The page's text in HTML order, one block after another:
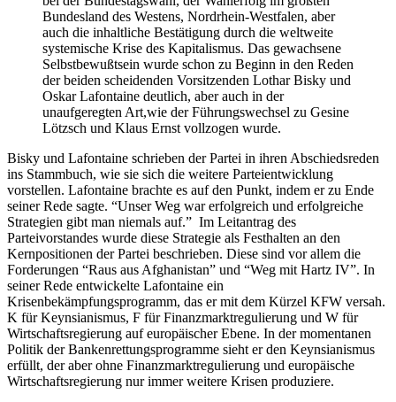
Bundesland des Westens, Nordrhein-Westfalen, aber
auch die inhaltliche Bestätigung durch die weltweite
systemische Krise des Kapitalismus. Das gewachsene
Selbstbewußtsein wurde schon zu Beginn in den Reden
der beiden scheidenden Vorsitzenden Lothar Bisky und
Oskar Lafontaine deutlich, aber auch in der
unaufgeregten Art,wie der Führungswechsel zu Gesine
Lötzsch und Klaus Ernst vollzogen wurde.
Bisky und Lafontaine schrieben der Partei in ihren Abschiedsreden
ins Stammbuch, wie sie sich die weitere Parteientwicklung
vorstellen. Lafontaine brachte es auf den Punkt, indem er zu Ende
seiner Rede sagte. “Unser Weg war erfolgreich und erfolgreiche
Strategien gibt man niemals auf.” Im Leitantrag des
Parteivorstandes wurde diese Strategie als Festhalten an den
Kernpositionen der Partei beschrieben. Diese sind vor allem die
Forderungen “Raus aus Afghanistan” und “Weg mit Hartz IV”. In
seiner Rede entwickelte Lafontaine ein
Krisenbekämpfungsprogramm, das er mit dem Kürzel KFW versah.
K für Keynsianismus, F für Finanzmarktregulierung und W für
Wirtschaftsregierung auf europäischer Ebene. In der momentanen
Politik der Bankenrettungsprogramme sieht er den Keynsianismus
erfüllt, der aber ohne Finanzmarktregulierung und europäische
Wirtschaftsregierung nur immer weitere Krisen produziere.